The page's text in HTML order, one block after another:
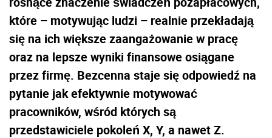
które – motywując ludzi – realnie przekładają
się na ich większe zaangażowanie w pracę
oraz na lepsze wyniki finansowe osiągane
przez firmę. Bezcenna staje się odpowiedź na
pytanie jak efektywnie motywować
pracowników, wśród których są
przedstawiciele pokoleń X, Y, a nawet Z.